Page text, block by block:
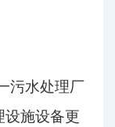
污水处理厂
设施设备更